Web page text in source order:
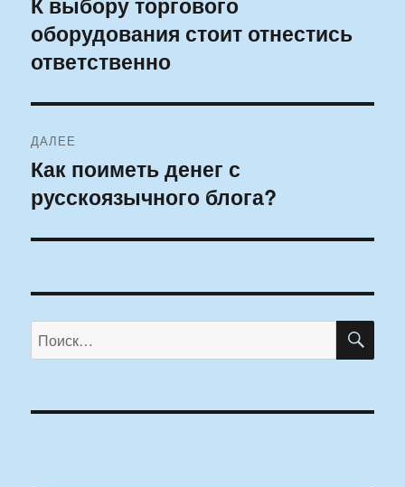
записям
запись:
оборудования стоит отнестись
ответственно
ДАЛЕЕ
Следующая
запись:
Как поиметь денег с
русскоязычного блога?
Искать: